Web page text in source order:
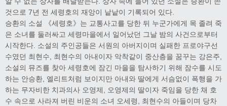
것으로 7년 전 세령호의 재앙이 낱낱이 기록되어 있다.
승환의 소설 《세령호》는 교통사고를 당한 뒤 누군가에게 목 졸려 죽
은 소녀를 둘러싸고 세령마을에서 일어났던 그날 밤의 사건으로부터
시작한다. 소설의 주인공들은 서원의 아버지이며 실패한 프로야구선
수였던 최현수, 최현수의 아내이자 악착같이 중산층을 꿈꾸는 강은주,
소설의 뮤즈를 찾아 세령호에 잠긴 마을을 탐사하기 위해 잠수를 시도
하는 안승환, 엘리트처럼 보이지만 아내와 딸에게 서슴없이 폭행을 가
하는 무자비한 치과의사 오영제, 오영제의 딸이자 죽임을 당한 채 호
수 속으로 사라져 버린 비운의 소녀 오세령, 최현수의 아들이며 당차